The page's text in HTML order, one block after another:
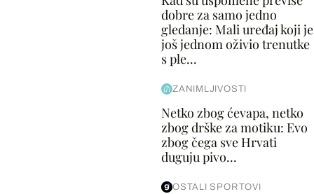
dobre za samo jedno
gledanje: Mali uređaj koji je
još jednom oživio trenutke
s ple...
ZANIMLJIVOSTI
Netko zbog ćevapa, netko
zbog drške za motiku: Evo
zbog čega sve Hrvati
duguju pivo...
OSTALI SPORTOVI